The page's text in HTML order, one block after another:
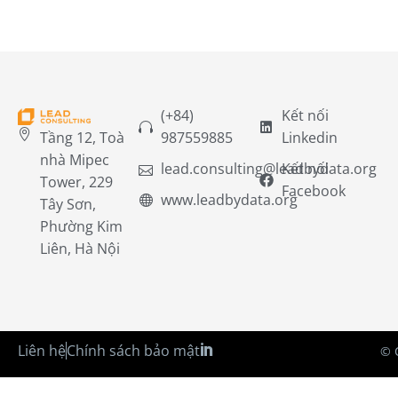
Tầng 12, Toà
nhà Mipec
Tower, 229
Tây Sơn,
Phường Kim
Liên, Hà Nội
(+84)
987559885
lead.consulting@leadbydata.org
www.leadbydata.org
Kết nối
Linkedin
Kết nối
Facebook
©
Liên hệChính sách bảo mật